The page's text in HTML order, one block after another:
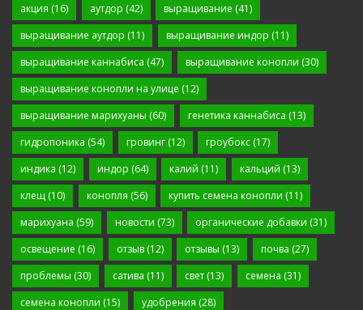
акция (16) аутдор (42) выращивание (41)
выращивание аутдор (11) выращивание индор (11)
выращивание каннабиса (47) выращивание конопли (30)
выращивание конопли на улице (12)
выращивание марихуаны (60) генетика каннабиса (13)
гидропоника (54) гровинг(12) гроубокс (17)
индика (12) индор (64) калий (11) кальций (13)
клещ (10) конопля (56) купить семена конопли (11)
марихуана (59) новости (73) органические добавки (31)
освещение (16) отзыв(12) отзывы (13) почва (27)
проблемы (30) сатива (11) свет (13) семена (31)
семена конопли (15) удобрения (28)